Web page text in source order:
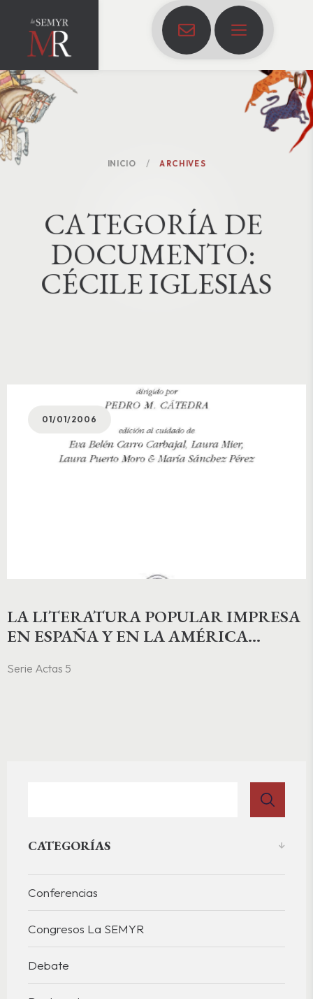
INICIO ARCHIVES
CATEGORÍADE
DOCUMENTO:
CÉCILE IGLESIAS
01/01/2006
LA LITERATURA POPULAR IMPRESA
EN ESPAÑA Y EN LA AMÉRICA
GÉNEROS, FUNCIONES, DIFUSIÓN,
Serie Actas 5
CATEGORÍAS
Conferencias
Congresos La SEMYR
Debate